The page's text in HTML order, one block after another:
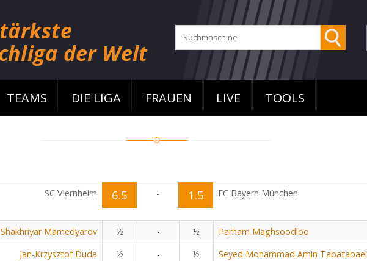
TEAMS DIE LIGA FRAUEN LIVE TOOLS
SC Viernheim 6.5 - 1.5 FC Bayern München
Shakhriyar Mamedyarov ½ - ½ Parham Maghsoodloo
Jan-Krzysztof Duda ½ - ½ Seyed Mohammad Amin Tabatabaei